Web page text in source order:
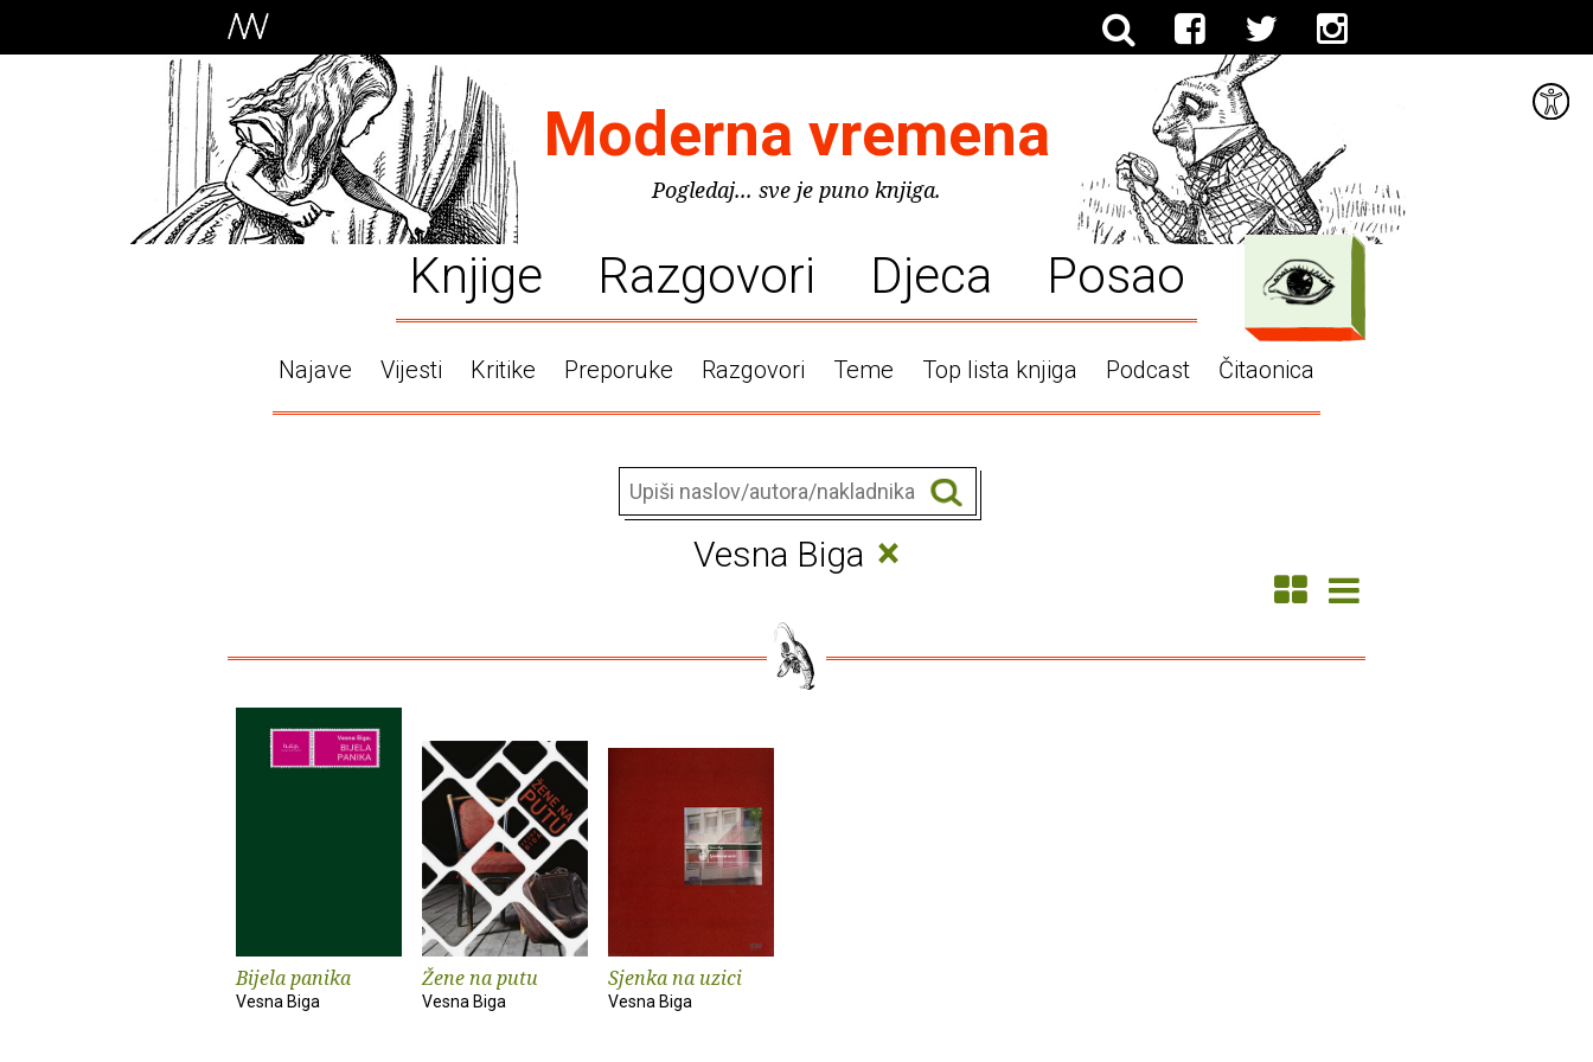
Moderna vremena
Pogledaj... sve je puno knjiga.
Knjige Razgovori Djeca Posao
Najave Vijesti Kritike Preporuke Razgovori Teme Top lista knjiga Podcast Čitaonica
Vesna Biga ×
Bijela panika
Vesna Biga
Žene na putu
Vesna Biga
Sjenka na uzici
Vesna Biga